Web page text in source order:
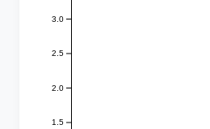
1.5
2.0
2.5
3.0